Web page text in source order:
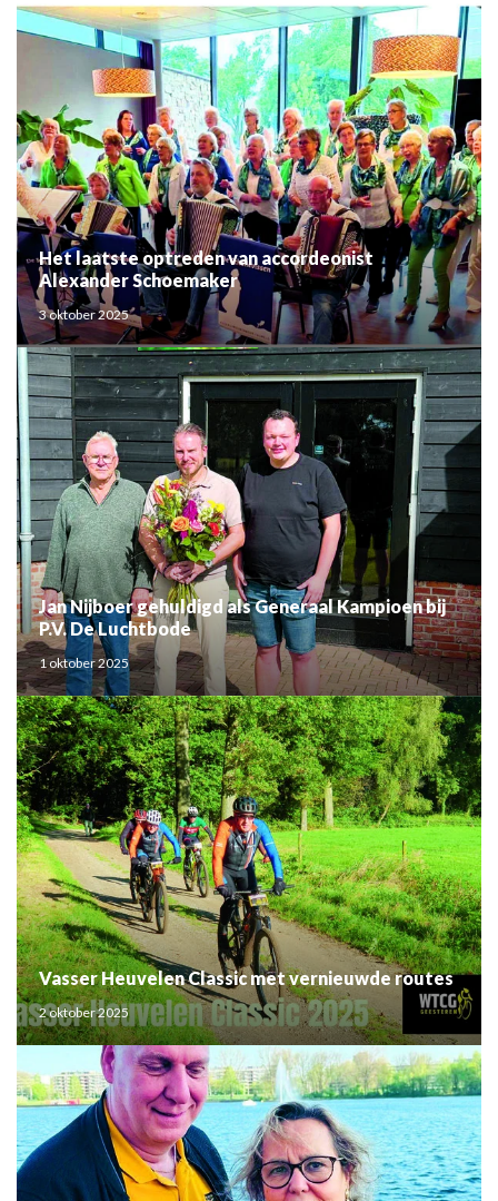
Het laatste optreden van accordeonist
Alexander Schoemaker
3 oktober 2025
Jan Nijboer gehuldigd als Generaal Kampioen bij
P.V. De Luchtbode
1 oktober 2025
Vasser Heuvelen Classic met vernieuwde routes
2 oktober 2025